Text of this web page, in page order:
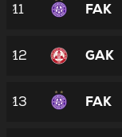
11 FAK
12 GAK
13 FAK